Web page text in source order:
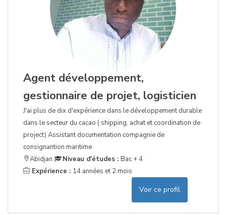
Agent développement,
gestionnaire de projet, logisticien
J'ai plus de dix d'expérience dans le développement durable
dans le secteur du cacao ( shipping, achat et coordination de
project) Assistant documentation compagnie de
consignantion maritime
Abidjan
Niveau d'études : Bac + 4
Expérience : 14 années et 2 mois
Voir ce profil